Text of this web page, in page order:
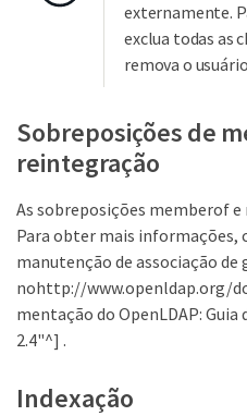
externamente.
exclua todas as
remova o
Sobreposições de
reintegração
As sobreposições memberof
Para obter mais informações,
manutenção de associação de
nohttp://www.openldap.org/
mentação do OpenLDAP:
2.4"^] .
Indexação